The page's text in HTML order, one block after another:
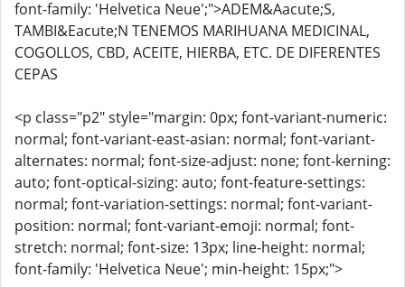
font-family: 'Helvetica Neue';">ADEM&Aacute;S,
TAMBI&Eacute;N TENEMOS MARIHUANA MEDICINAL,
COGOLLOS, CBD, ACEITE, HIERBA, ETC. DE DIFERENTES
CEPAS
<p class="p2" style="margin: 0px; font-variant-numeric:
normal; font-variant-east-asian: normal; font-variant-
alternates: normal; font-size-adjust: none; font-kerning:
auto; font-optical-sizing: auto; font-feature-settings:
normal; font-variation-settings: normal; font-variant-
position: normal; font-variant-emoji: normal; font-
stretch: normal; font-size: 13px; line-height: normal;
font-family: 'Helvetica Neue'; min-height: 15px;">